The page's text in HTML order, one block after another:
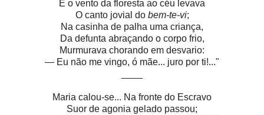
E o vento da floresta ao céu levava
O canto jovial do bem-te-vi;
Na casinha de palha uma criança,
Da defunta abraçando o corpo frio,
Murmurava chorando em desvario:
— Eu não me vingo, ó mãe... juro por ti!..."
Maria calou-se... Na fronte do Escravo
Suor de agonia gelado passou;